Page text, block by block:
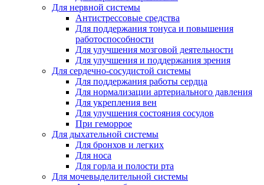
Для нервной системы
Антистрессовые средства
Для поддержания тонуса и повышения
работоспособности
Для улучшения мозговой деятельности
Для улучшения и поддержания зрения
Для сердечно-сосудистой системы
Для поддержания работы сердца
Для нормализации артериального давления
Для укрепления вен
Для улучшения состояния сосудов
При геморрое
Для дыхательной системы
Для бронхов и легких
Для носа
Для горла и полости рта
Для мочевыделительной системы